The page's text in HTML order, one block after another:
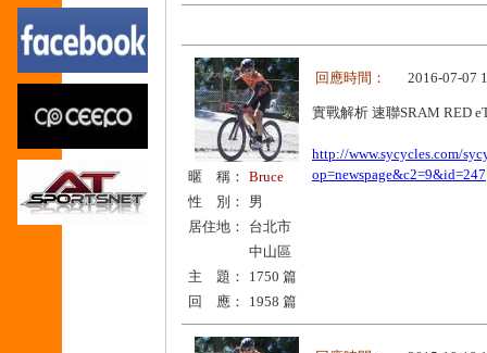
暱 稱： Bruce
性 別：
男
居住地：
台北市
中山區
主 題：
1750 篇
回 應：
1958 篇
回應時間： 2016-07-07
實戰解析 速聯SRAM RED
http://www.sycycles.com/
op=newspage&c2=9&id=247